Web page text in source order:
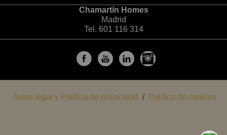
Chamartín Homes
Madrid
Tel. 601 116 314
Aviso legal y Política de privacidad / Política de cookies